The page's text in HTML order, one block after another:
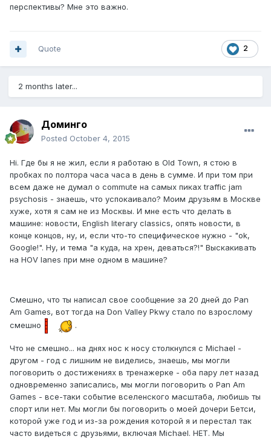
перспективы? Мне это важно.
2
Quote
2 months later...
Доминго
Posted October 4, 2015
Hi. Где бы я не жил, если я работаю в Old Town, я стою в
пробках по полтора часа часа в день в сумме. И при том при
всем даже не думал о commute на самых пиках traffic jam
psychosis - знаешь, что успокаивало? Моим друзьям в Москве
хуже, хотя я сам не из Москвы. И мне есть что делать в
машине: новости, English literary classics, опять новости, в
конце концов, ну, и, если что-то специфическое нужно - "ok,
Google!". Ну, и тема "а куда, на хрен, деваться?!" Выскакивать
на HOV lanes при мне одном в машине?
Смешно, что ты написал свое сообщение за 20 дней до Pan
Am Games, вот тогда на Don Valley Pkwy стало по взрослому
смешно
.
Что не смешно... на днях нос к носу столкнулся с Michael -
другом - год с лишним не виделись, знаешь, мы могли
поговорить о достижениях в тренажерке - оба пару лет назад
одновременно записались, мы могли поговорить о Pan Am
Games - все-таки событие вселенского масштаба, любишь ты
спорт или нет. Мы могли бы поговорить о моей дочери Бетси,
которой уже год и из-за рождения которой я и перестал так
часто видеться с друзьями, включая Michael. НЕТ. Мы